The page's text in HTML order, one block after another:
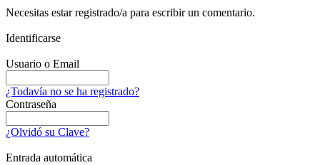
Necesitas estar registrado/a para escribir un comentario.
Identificarse
Usuario o Email
¿Todavía no se ha registrado?
Contraseña
¿Olvidó su Clave?
Entrada automática